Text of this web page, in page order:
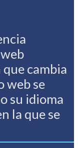
cambia
web se
su idioma
la que se